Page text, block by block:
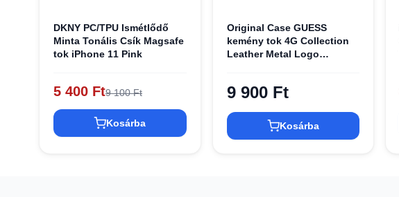
DKNY PC/TPU Ismétlődő
Minta Tonális Csík Magsafe
tok iPhone 11 Pink
5 400 Ft9 100 Ft
Kosárba
Original Case GUESS
kemény tok 4G Collection
Leather Metal Logo
11 barna tok
9 900 Ft
Kosárba